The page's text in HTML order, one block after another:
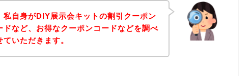
私自身がDIY展示会キットの割引クーポン
ドなど、お得なクーポンコードなどを調べ
いただきます。